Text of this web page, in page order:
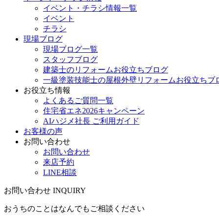
イベント・チラシ情報一覧
イベント
チラシ
現場ブログ
現場ブログ一覧
スタッフブログ
建築士のリフォームお役立ちブログ
一級塗装技能士の屋根外壁リフォームお役立ちブ
お役立ち情報
よくあるご質問一覧
住宅省エネ2026キャンペーン
AIハジメ社長 ご利用ガイド
お客様の声
お問い合わせ
お問い合わせ
来店予約
LINE相談
お問い合わせ INQUIRY
おうちのことはなんでもご相談ください